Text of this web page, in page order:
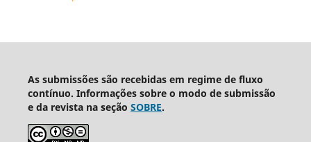
As submissões são recebidas em regime de fluxo
contínuo. Informações sobre o modo de submissão
e da revista na seção SOBRE.